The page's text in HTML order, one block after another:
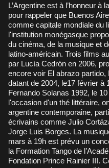
L’Argentine est à l’honneur à la Médiathèque communale, ceci
pour rappeler que Buenos
comme capitale mondiale du
l'institution monégasque
du cinéma, de la musique et
latino-américain. Trois films
par Lucía Cedrón en 2006,
encore voir El abrazo partido,
datant de 2004, le17 février à
Fernando Solanas 1992, le
l'occasion d'un thé littéraire,
argentine contemporaine,
écrivains comme Julio
Jorge Luis Borges. La
mars à 19h est prévu un
la Formation Tango de
Fondation Prince Rainier III.